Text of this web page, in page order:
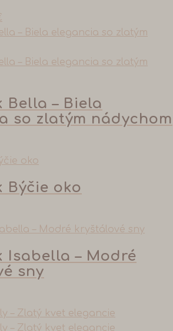
Bella – Biela
so zlatým nádychom
Býčie oko
Isabella – Modré
sny